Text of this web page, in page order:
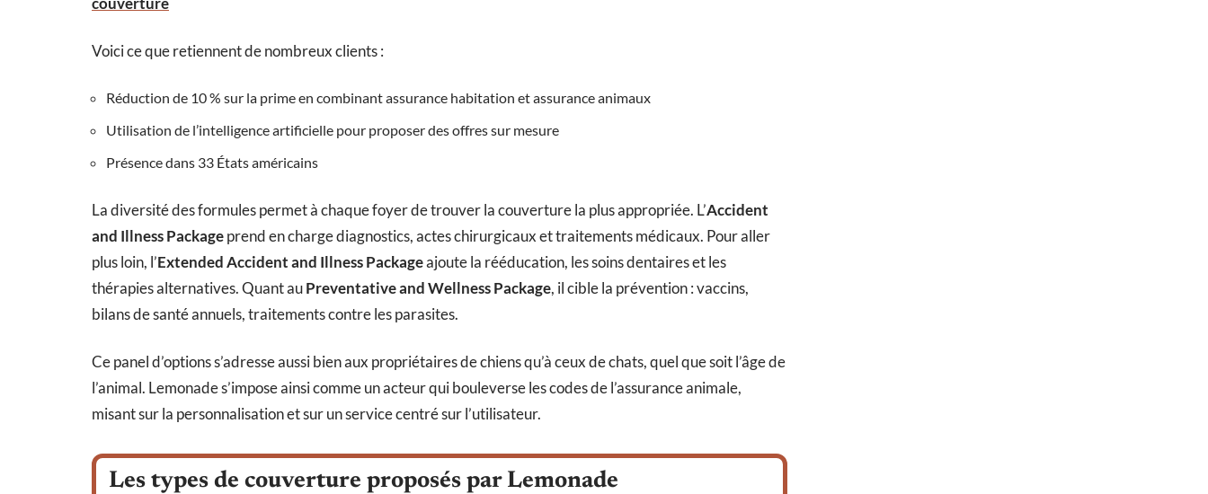
Voici ce que retiennent de nombreux clients :
Réduction de 10 % sur la prime en combinant assurance habitation et assurance animaux
Utilisation de l’intelligence artificielle pour proposer des offres sur mesure
Présence dans 33 États américains
La diversité des formules permet à chaque foyer de trouver la couverture la plus appropriée. L’Accident
and Illness Packageprend en charge diagnostics, actes chirurgicaux et traitements médicaux. Pour aller
plus loin, l’Extended Accident and Illness Packageajoute la rééducation, les soins dentaires et les
thérapies alternatives. Quant auPreventative and Wellness Package, il cible la prévention : vaccins,
bilans de santé annuels, traitements contre les parasites.
Ce panel d’options s’adresse aussi bien aux propriétaires de chiens qu’à ceux de chats, quel que soit l’âge de
l’animal. Lemonade s’impose ainsi comme un acteur qui bouleverse les codes de l’assurance animale,
misant sur la personnalisation et sur un service centré sur l’utilisateur.
Les types de couverture proposés par Lemonade